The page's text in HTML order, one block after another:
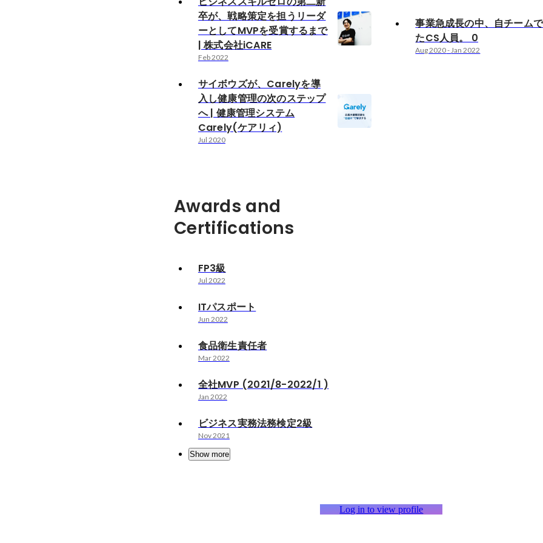
卒が、戦略策定を担うリーダ
ーとしてMVPを受賞するまで
| 株式会社iCARE
Feb 2022
サイボウズが、Carelyを導
入し健康管理の次のステップ
へ | 健康管理システム
Carely(ケアリィ)
Jul 2020
事業急成長の中、自チーム
たCS人員。 0
Aug 2020-Jan 2022
Awards and
Certifications
FP3級
Jul 2022
ITパスポート
Jun 2022
食品衛生責任者
Mar 2022
全社MVP (2021/8-2022/1 )
Jan 2022
ビジネス実務法務検定2級
Nov 2021
Show more
Log in to view profile